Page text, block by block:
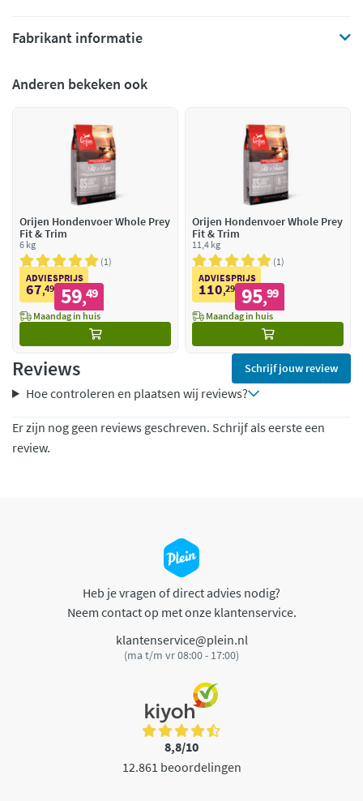
Fabrikant informatie
Anderen bekeken ook
Orijen Hondenvoer Whole Prey
Fit & Trim
6 kg
1
ADVIESPRIJS
67,49 59,49
Maandag in huis
Orijen Hondenvoer Whole Prey
Fit & Trim
11,4 kg
1
ADVIESPRIJS
110,29 95,99
Maandag in huis
Reviews Schrijf jouw review
Hoe controleren en plaatsen wij reviews?
Er zijn nog geen reviews geschreven. Schrijf als eerste een
review.
Heb je vragen of direct advies nodig?
Neem contact op met onze klantenservice.
klantenservice@plein.nl
(ma t/m vr 08:00 - 17:00)
8,8/10
12.861 beoordelingen